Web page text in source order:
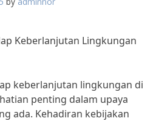
Keberlanjutan Lingkungan
keberlanjutan lingkungan di
penting dalam upaya
ada. Kehadiran kebijakan